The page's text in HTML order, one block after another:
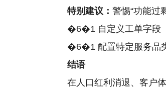
特别建议：警惕“功能过
�6�1 自定义工单字段
�6�1 配置特定服务品
结语
在人口红利消退、客户